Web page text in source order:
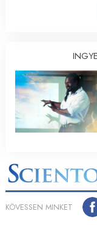
KÖVESSEN MINKET